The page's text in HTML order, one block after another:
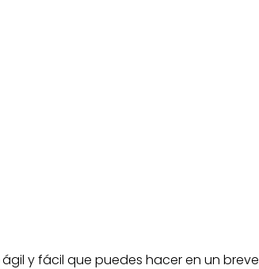
y fácil que puedes hacer en un breve